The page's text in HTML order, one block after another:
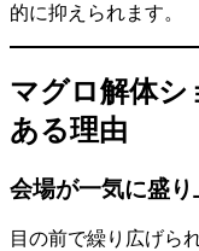
的に抑えられます。
マグロ解体シ
ある理由
会場が一気に盛
目の前で繰り広げら